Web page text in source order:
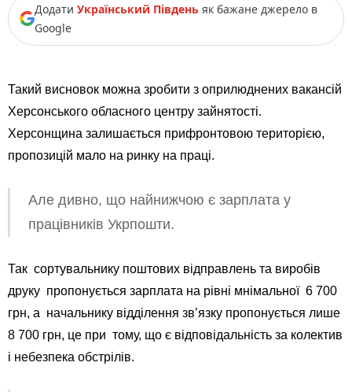
Додати Український Південь як бажане джерело в
Google
Такий висновок можна зробити з оприлюднених вакансій
Херсонського обласного центру зайнятості.
Херсонщина залишається прифронтовою територією,
пропозицій мало на ринку на праці.
Але дивно, що найнижчою є зарплата у
працівників Укрпошти.
Так сортувальнику поштових відправлень та виробів
друку пропонується зарплата на рівні мнімальної 6 700
грн, а начальнику відділення зв’язку пропонується лише
8 700 грн, це при тому, що є відповідальність за колектив
і небезпека обстрілів.